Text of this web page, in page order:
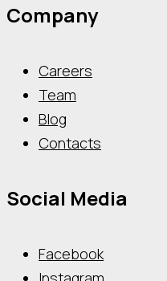
Company
Careers
Team
Blog
Contacts
Social Media
Facebook